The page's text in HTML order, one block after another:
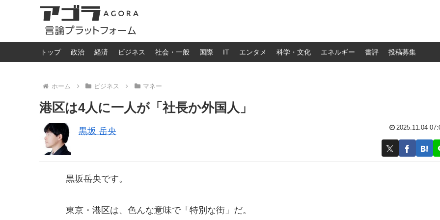
トップ 政治 経済 ビジネス 社会・一般 国際 IT エンタメ 科学・文化 エネルギー 書評 投稿募集
ホーム ビジネス マネー
港区は4人に一人が「社長か外国人」
黒坂 岳央 2025.11.04
黒坂岳央です。
東京・港区は、色んな意味で「特別な街」だ。